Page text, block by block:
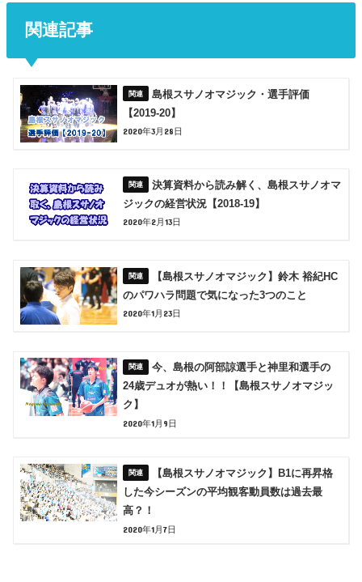
関連記事
島根スサノオマジック・選手評価
【2019-20】
2020年3月28日
決算資料から読み解く、島根スサノオマ
ジックの経営状況【2018-19】
2020年2月13日
【島根スサノオマジック】鈴木 裕紀HC
のパワハラ問題で気になった3つのこと
2020年1月23日
今、島根の阿部諒選手と神里和選手の
24歳デュオが熱い！！【島根スサノオマジッ
ク】
2020年1月9日
【島根スサノオマジック】B1に再昇格
した今シーズンの平均観客動員数は過去最
高？！
2020年1月7日